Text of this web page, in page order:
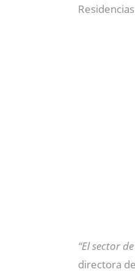
“El sector
directora